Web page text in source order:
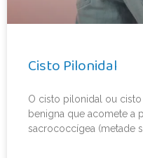
Cisto Pilonidal
O cisto pilonidal ou
benigna que acomete a
sacrococcígea (metade